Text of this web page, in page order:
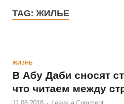
TAG: ЖИЛЬЕ
ЖИЗНЬ
В Абу Даби сносят
что читаем между